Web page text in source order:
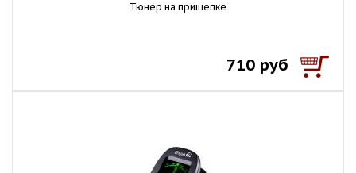
Тюнер на прищепке
710 руб